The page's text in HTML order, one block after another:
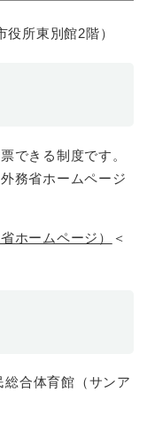
所東別館2階）
できる制度です。
務省ホームページ
ホームページ）
＜
合体育館（サンア